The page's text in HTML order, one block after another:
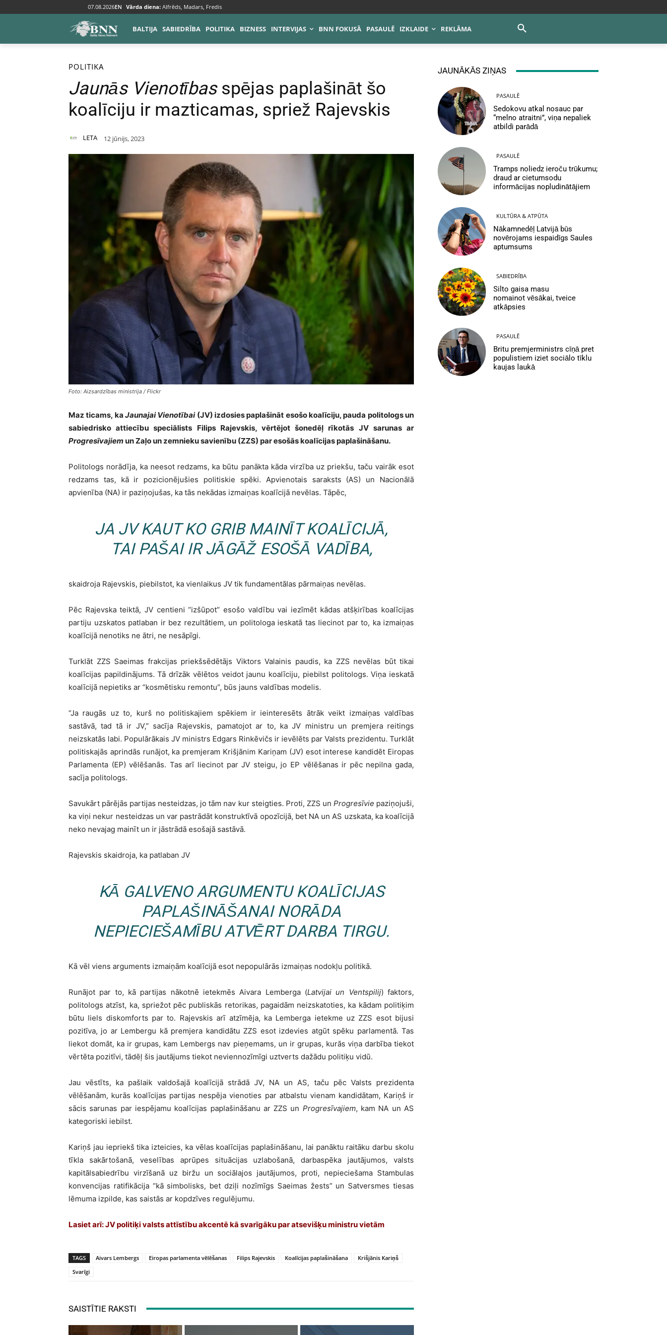
07.08.2026EN Vārda diena: Alfrēds, Madars, Fredis
BALTIJA SABIEDRĪBA POLITIKA BIZNESS INTERVIJAS BNN FOKUSĀ PASAULĒ IZKLAIDE REKLĀMA
Sākums Politika
POLITIKA
Jaunās Vienotībasspējas paplašināt šo
koalīciju ir mazticamas, spriež Rajevskis
LETA 12 jūnijs, 2023
Foto: Aizsardzības ministrija / Flickr
Maz ticams, ka Jaunajai Vienotībai(JV) izdosies paplašināt esošo koalīciju, pauda politologs un
sabiedrisko attiecību speciālists Filips Rajevskis, vērtējot šonedēļ rīkotās JV sarunas ar
Progresīvajiem un Zaļo un zemnieku savienību (ZZS) par esošās koalīcijas paplašināšanu.
Politologs norādīja, ka neesot redzams, ka būtu panākta kāda virzība uz priekšu, taču vairāk esot
redzams tas, kā ir pozicionējušies politiskie spēki. Apvienotais saraksts (AS) un Nacionālā
apvienība (NA) ir paziņojušas, ka tās nekādas izmaiņas koalīcijā nevēlas. Tāpēc,
JA JV KAUT KO GRIB MAINĪT KOALĪCIJĀ,
TAI PAŠAI IR JĀGĀŽ ESOŠĀ VADĪBA,
skaidroja Rajevskis, piebilstot, ka vienlaikus JV tik fundamentālas pārmaiņas nevēlas.
Pēc Rajevska teiktā, JV centieni “izšūpot” esošo valdību vai iezīmēt kādas atšķirības koalīcijas
partiju uzskatos patlaban ir bez rezultātiem, un politologa ieskatā tas liecinot par to, ka izmaiņas
koalīcijā nenotiks ne ātri, ne nesāpīgi.
Turklāt ZZS Saeimas frakcijas priekšsēdētājs Viktors Valainis paudis, ka ZZS nevēlas būt tikai
koalīcijas papildinājums. Tā drīzāk vēlētos veidot jaunu koalīciju, piebilst politologs. Viņa ieskatā
koalīcijā nepietiks ar “kosmētisku remontu”, būs jauns valdības modelis.
“Ja raugās uz to, kurš no politiskajiem spēkiem ir ieinteresēts ātrāk veikt izmaiņas valdības
sastāvā, tad tā ir JV,” sacīja Rajevskis, pamatojot ar to, ka JV ministru un premjera reitings
neizskatās labi. Populārākais JV ministrs Edgars Rinkēvičs ir ievēlēts par Valsts prezidentu. Turklāt
politiskajās aprindās runājot, ka premjeram Krišjānim Kariņam (JV) esot interese kandidēt Eiropas
Parlamenta (EP) vēlēšanās. Tas arī liecinot par JV steigu, jo EP vēlēšanas ir pēc nepilna gada,
sacīja politologs.
Savukārt pārējās partijas nesteidzas, jo tām nav kur steigties. Proti, ZZS un Progresīvie paziņojuši,
ka viņi nekur nesteidzas un var pastrādāt konstruktīvā opozīcijā, bet NA un AS uzskata, ka koalīcijā
neko nevajag mainīt un ir jāstrādā esošajā sastāvā.
Rajevskis skaidroja, ka patlaban JV
KĀ GALVENO ARGUMENTU KOALĪCIJAS
PAPLAŠINĀŠANAI NORĀDA
NEPIECIEŠAMĪBU ATVĒRT DARBA TIRGU.
Kā vēl viens arguments izmaiņām koalīcijā esot nepopulārās izmaiņas nodokļu politikā.
Runājot par to, kā partijas nākotnē ietekmēs Aivara Lemberga (Latvijai un Ventspilij) faktors,
politologs atzīst, ka, spriežot pēc publiskās retorikas, pagaidām neizskatoties, ka kādam politiķim
būtu liels diskomforts par to. Rajevskis arī atzīmēja, ka Lemberga ietekme uz ZZS esot bijusi
pozitīva, jo ar Lembergu kā premjera kandidātu ZZS esot izdevies atgūt spēku parlamentā. Tas
liekot domāt, ka ir grupas, kam Lembergs nav pieņemams, un ir grupas, kurās viņa darbība tiekot
vērtēta pozitīvi, tādēļ šis jautājums tiekot neviennozīmīgi uztverts dažādu politiķu vidū.
Jau vēstīts, ka pašlaik valdošajā koalīcijā strādā JV, NA un AS, taču pēc Valsts prezidenta
vēlēšanām, kurās koalīcijas partijas nespēja vienoties par atbalstu vienam kandidātam, Kariņš ir
sācis sarunas par iespējamu koalīcijas paplašināšanu ar ZZS un Progresīvajiem, kam NA un AS
kategoriski iebilst.
Kariņš jau iepriekš tika izteicies, ka vēlas koalīcijas paplašināšanu, lai panāktu raitāku darbu skolu
tīkla sakārtošanā, veselības aprūpes situācijas uzlabošanā, darbaspēka jautājumos, valsts
kapitālsabiedrību virzīšanā uz biržu un sociālajos jautājumos, proti, nepieciešama Stambulas
konvencijas ratifikācija “kā simbolisks, bet dziļi nozīmīgs Saeimas žests” un Satversmes tiesas
lēmuma izpilde, kas saistās ar kopdzīves regulējumu.
Lasiet arī:JV politiķi valsts attīstību akcentē kā svarīgāku par atsevišķu ministru vietām
TAGS Aivars Lembergs Eiropas parlamenta vēlēšanas Filips Rajevskis Koalīcijas paplašināšana
Krišjānis Kariņš
Svarīgi
SAISTĪTIE RAKSTI
JAUNĀKĀS ZIŅAS
PASAULĒ
Sedokovu atkal nosauc par
“melno atraitni”, viņa nepaliek
atbildi parādā
PASAULĒ
Tramps noliedz ieroču trūkumu;
draud ar cietumsodu
informācijas nopludinātājiem
KULTŪRA & ATPŪTA
Nākamnedēļ Latvijā būs
novērojams iespaidīgs Saules
aptumsums
SABIEDRĪBA
Silto gaisa masu
nomainot vēsākai, tveice
atkāpsies
PASAULĒ
Britu premjerministrs cīņā pret
populistiem iziet sociālo tīklu
kaujas laukā